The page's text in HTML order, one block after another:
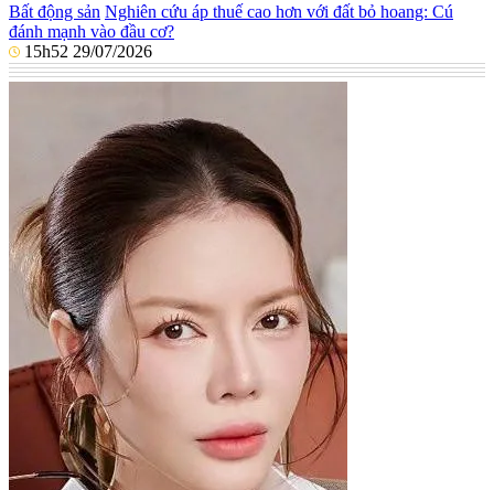
Bất động sản Nghiên cứu áp thuế cao hơn với đất bỏ hoang: Cú
đánh mạnh vào đầu cơ?
15h52 29/07/2026